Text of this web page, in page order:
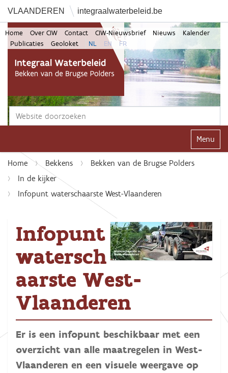
VLAANDEREN integraalwaterbeleid.be
Zoek
Home Over CIW Contact CIW-Nieuwsbrief Nieuws
Kalender
Publicaties
Geoloket NL EN FR
Klap
Home Bekkens
Bekken van de Brugse Polders
In de kijker
Infopunt waterschaarste West-Vlaanderen
Infopunt
watersch
aarste West-
Vlaanderen
Er is een infopunt beschikbaar met een
overzicht van alle maatregelen in West-
Vlaanderen en een visuele weergave op